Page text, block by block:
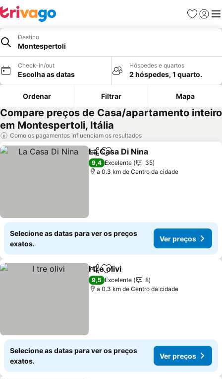
Favoritos
Iniciar
Destino
Montespertoli
Check-in/out
Escolha as datas
Hóspedes e quartos
2 hóspedes, 1 quarto.
Ordenar Filtrar Mapa
Compare preços de Casa/apartamento inteiro
em Montespertoli, Itália
Como os pagamentos influenciam os resultados
PartilharAdicionar aos favoritos
La Casa Di Nina
9,4 Excelente
35
a 0.3 km de Centro da cidade
Selecione as datas para ver os preços
exatos.
Ver preços
PartilharAdicionar aos favoritos
I tre olivi
9,5 Excelente
8
a 0.3 km de Centro da cidade
Selecione as datas para ver os preços
exatos.
Ver preços